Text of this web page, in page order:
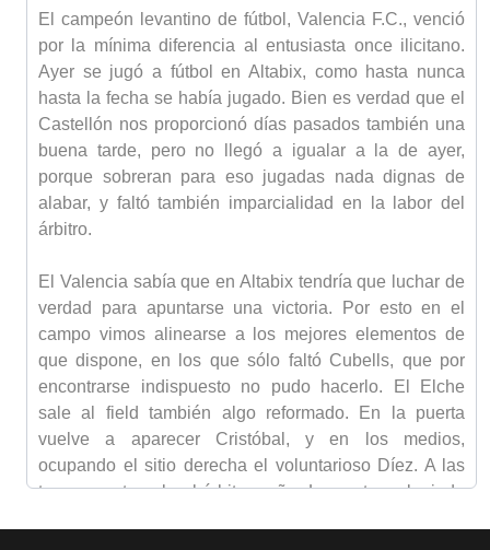
El campeón levantino de fútbol, Valencia F.C., venció
por la mínima diferencia al entusiasta once ilicitano.
Ayer se jugó a fútbol en Altabix, como hasta nunca
hasta la fecha se había jugado. Bien es verdad que el
Castellón nos proporcionó días pasados también una
buena tarde, pero no llegó a igualar a la de ayer,
porque sobreran para eso jugadas nada dignas de
alabar, y faltó también imparcialidad en la labor del
árbitro.
El Valencia sabía que en Altabix tendría que luchar de
verdad para apuntarse una victoria. Por esto en el
campo vimos alinearse a los mejores elementos de
que dispone, en los que sólo faltó Cubells, que por
encontrarse indispuesto no pudo hacerlo. El Elche
sale al field también algo reformado. En la puerta
vuelve a aparecer Cristóbal, y en los medios,
ocupando el sitio derecha el voluntarioso Díez. A las
tres y cuarto sale el árbitro señor Leonarte, colegiado